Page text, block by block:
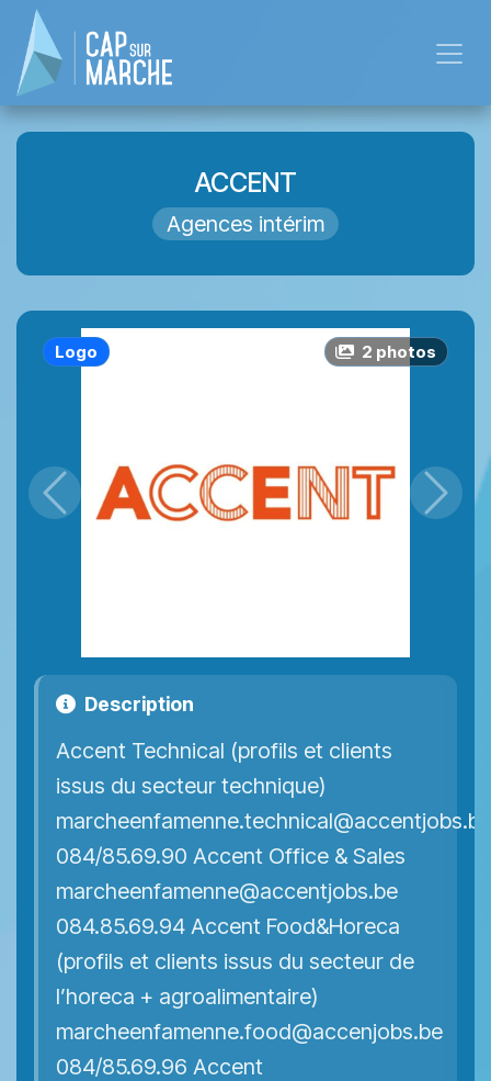
Se rendre au contenu
ACCENT
Agences intérim
Logo
Précédent
2 photos
Description
Accent Technical (profils et clients
issus du secteur technique)
marcheenfamenne.technical@accentjobs.be
084/85.69.90 Accent Office & Sales
marcheenfamenne@accentjobs.be
084.85.69.94 Accent Food&Horeca
(profils et clients issus du secteur de
l’horeca + agroalimentaire)
marcheenfamenne.food@accenjobs.be
084/85.69.96 Accent